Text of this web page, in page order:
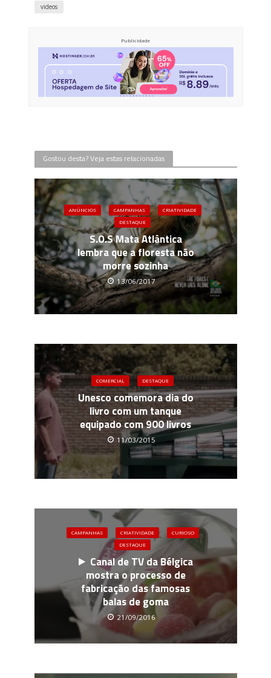
videos
Publicidade
Gostou desta? Veja estas relacionadas
ANÚNCIOS CAMPANHAS
CRIATIVIDADE
DESTAQUE
S.O.S Mata Atlântica
lembra que a floresta não
morre sozinha
13/06/2017
COMERCIAL DESTAQUE
Unesco comemora dia do
livro com um tanque
equipado com 900 livros
11/03/2015
CAMPANHAS CRIATIVIDADE
CURIOSO
DESTAQUE
Canal de TV da Bélgica
mostra o processo de
fabricação das famosas
balas de goma
21/09/2016